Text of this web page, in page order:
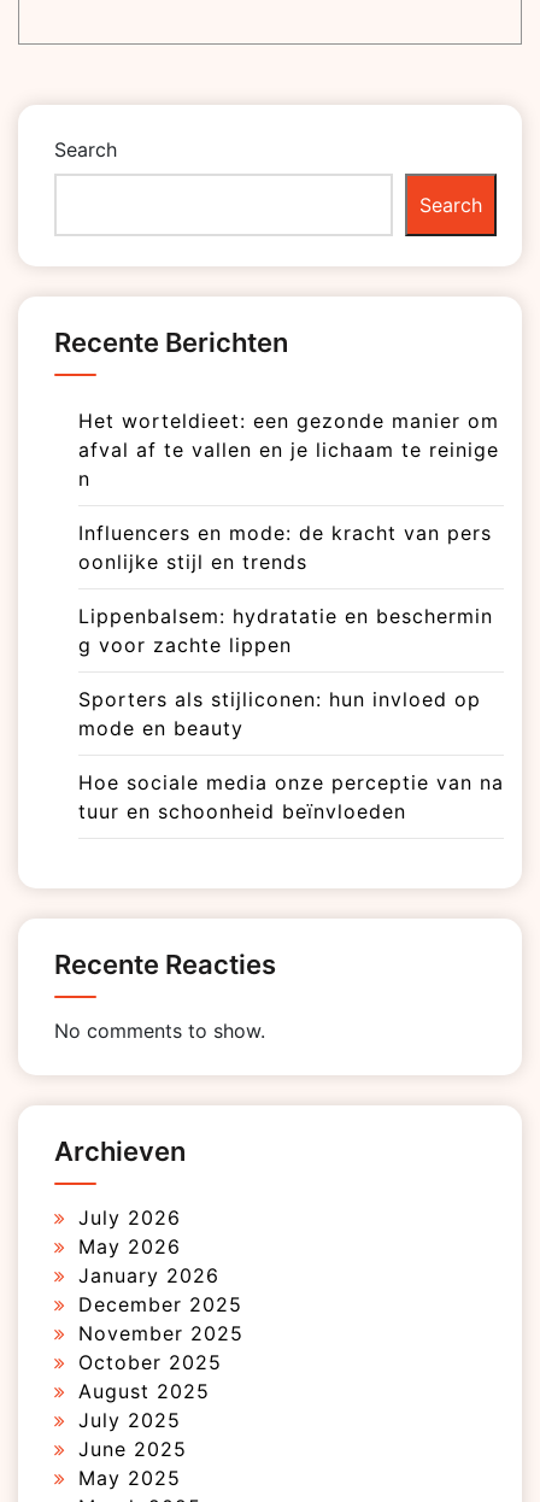
Search
Search
Recente Berichten
Het worteldieet: een gezonde manier om
afval af te vallen en je lichaam te reinige
n
Influencers en mode: de kracht van pers
oonlijke stijl en trends
Lippenbalsem: hydratatie en beschermin
g voor zachte lippen
Sporters als stijliconen: hun invloed op
mode en beauty
Hoe sociale media onze perceptie van na
tuur en schoonheid beïnvloeden
Recente Reacties
No comments to show.
Archieven
July 2026
May 2026
January 2026
December 2025
November 2025
October 2025
August 2025
July 2025
June 2025
May 2025